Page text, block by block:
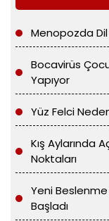
Menopozda
Bocavirüs
Yapıyor
Yüz Felci
Kış Aylarında
Noktaları
Yeni
Başladı